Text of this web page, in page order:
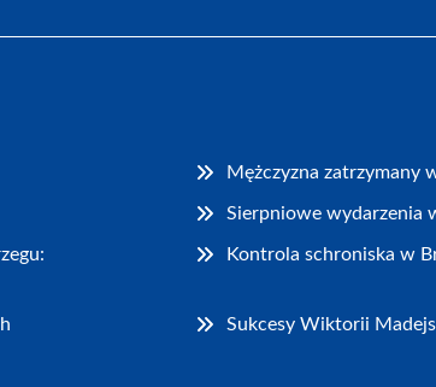
Mężczyzna zatrzymany
Sierpniowe wydarzenia
Kontrola schroniska w
Sukcesy Wiktorii